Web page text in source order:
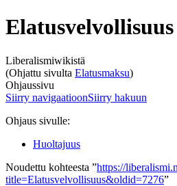
Elatusvelvollisuus
Liberalismiwikistä
(Ohjattu sivulta Elatusmaksu)
Ohjaussivu
Siirry navigaatioonSiirry hakuun
Ohjaus sivulle:
Huoltajuus
Noudettu kohteesta ”https://
title=Elatusvelvollisuus&oldid=7276”